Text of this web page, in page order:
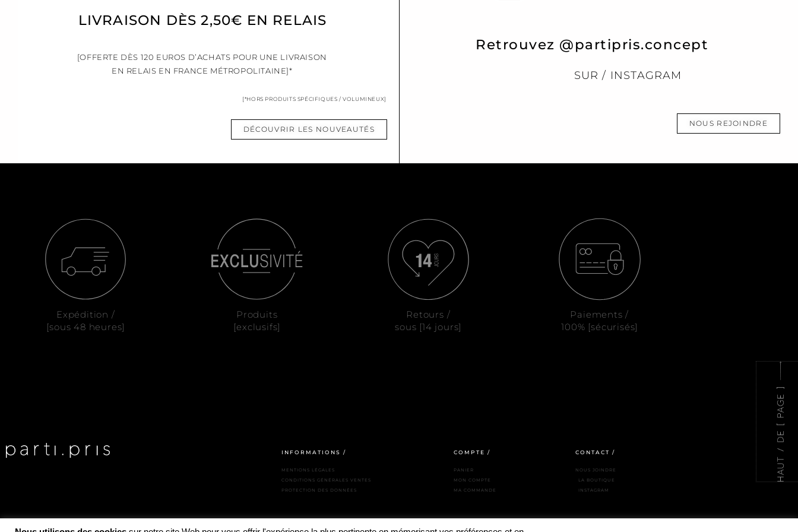
LIVRAISON DÈS 2,50€ EN RELAIS
[OFFERTE DÈS 120 EUROS D’ACHATS POUR UNE LIVRAISON
EN RELAIS EN FRANCE MÉTROPOLITAINE]*
[*HORS PRODUITS SPÉCIFIQUES / VOLUMINEUX]
DÉCOUVRIR LES NOUVEAUTÉS
Retrouvez @partipris.concept
SUR / INSTAGRAM
NOUS REJOINDRE
Expédition /
[sous 48 heures]
Produits
[exclusifs]
Retours /
sous [14 jours]
Paiements /
100% [sécurisés]
INFORMATIONS /
MENTIONS LÉGALES
CONDITIONS GÉNÉRALES VENTES
PROTECTION DES DONNÉES
COMPTE /
PANIER
MON COMPTE
MA COMMANDE
CONTACT /
NOUS JOINDRE
LA BOUTIQUE
INSTAGRAM